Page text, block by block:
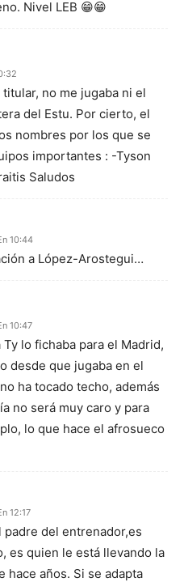
Nivel LEB 😁😁
no me jugaba ni el
del Estu. Por cierto, el
nombres por los que se
importantes : -Tyson
Saludos
10:44
a López-Arostegui…
10:47
Ty lo fichaba para el Madrid,
desde que jugaba en el
ha tocado techo, además
no será muy caro y para
lo que hace el afrosueco
12:17
padre del entrenador,es
es quien le está llevando la
hace años. Si se adapta